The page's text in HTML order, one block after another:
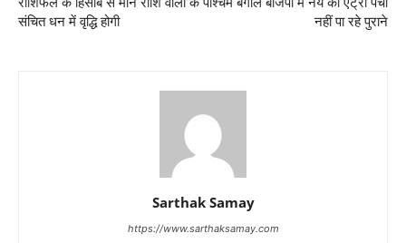
संचित धन में वृद्धि होगी
नहीं पा रहे पुराने
Sarthak Samay
https://www.sarthaksamay.com